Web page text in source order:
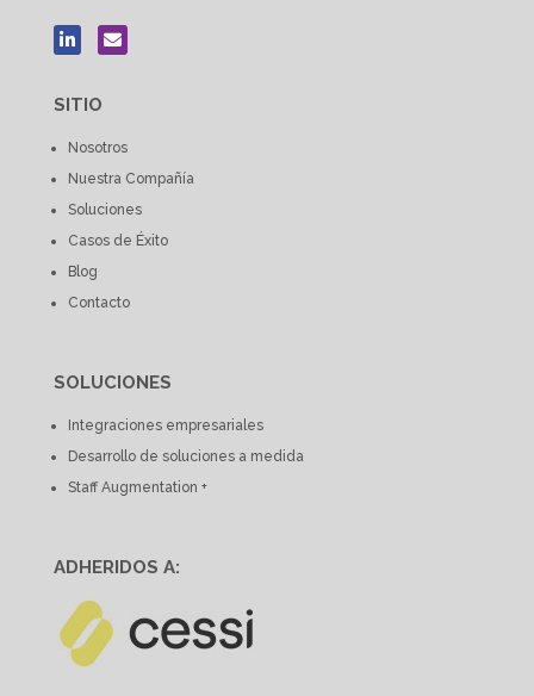
SITIO
Nosotros
Nuestra Compañía
Soluciones
Casos de Éxito
Blog
Contacto
SOLUCIONES
Integraciones empresariales
Desarrollo de soluciones a medida
Staff Augmentation +
ADHERIDOS A: